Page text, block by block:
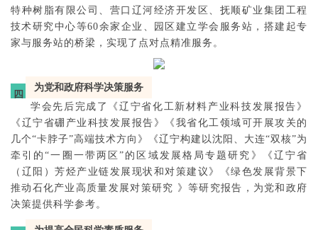
特种树脂有限公司、营口辽河经济开发区、抚顺矿业集团工程
技术研究中心等60余家企业、园区建立学会服务站，搭建起专
家与服务站的桥梁，实现了点对点精准服务。
四
为党和政府科学决策服务
学会先后完成了《辽宁省化工新材料产业科技发展报告》
《辽宁省硼产业科技发展报告》《我省化工领域可开展攻关的
几个“卡脖子”高端技术方向》《辽宁构建以沈阳、大连“双核”为
牵引的“一圈一带两区”的区域发展格局专题研究》《辽宁省
（辽阳）芳烃产业链发展现状和对策建议》《绿色发展背景下
推动石化产业高质量发展对策研究 》等研究报告，为党和政府
决策提供科学参考。